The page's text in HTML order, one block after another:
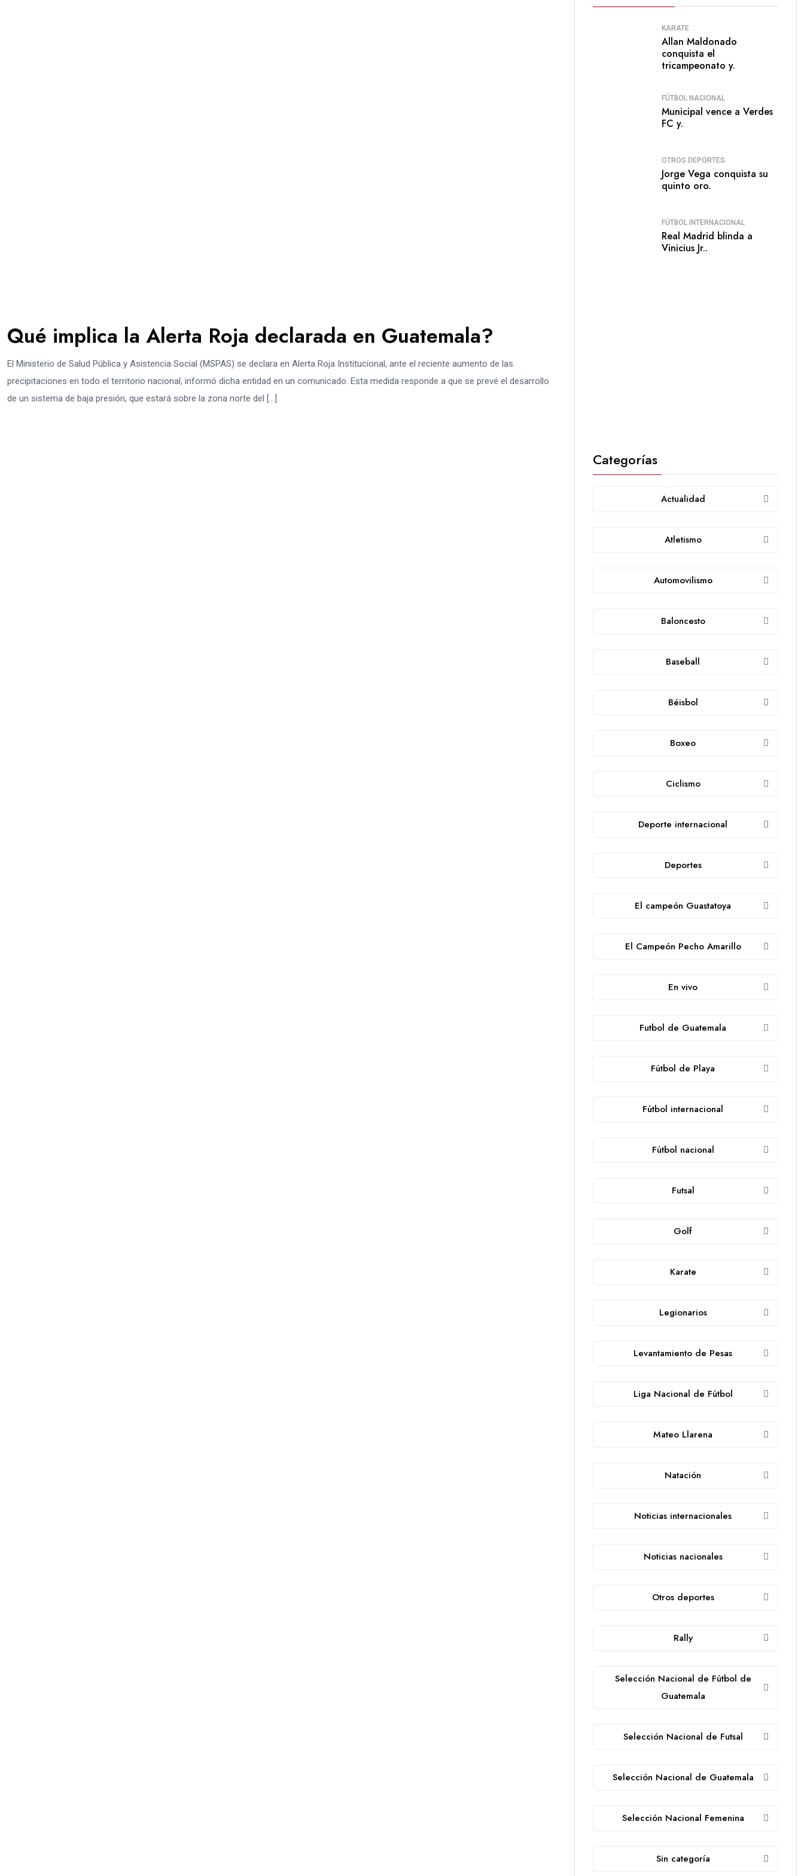
Qué implica la Alerta Roja declarada en Guatemala?
El Ministerio de Salud Pública y Asistencia Social (MSPAS) se declara en Alerta Roja Institucional, ante el reciente aumento de las
precipitaciones en todo el territorio nacional, informó dicha entidad en un comunicado. Esta medida responde a que se prevé el desarrollo
de un sistema de baja presión, que estará sobre la zona norte del […]
KARATE
Allan Maldonado
conquista el
tricampeonato y.
FÚTBOL NACIONAL
Municipal vence a Verdes
FC y.
OTROS DEPORTES
Jorge Vega conquista su
quinto oro.
FÚTBOL INTERNACIONAL
Real Madrid blinda a
Vinicius Jr..
Categorías
Actualidad
Atletismo
Automovilismo
Baloncesto
Baseball
Béisbol
Boxeo
Ciclismo
Deporte internacional
Deportes
El campeón Guastatoya
El Campeón Pecho Amarillo
En vivo
Futbol de Guatemala
Fútbol de Playa
Fútbol internacional
Fútbol nacional
Futsal
Golf
Karate
Legionarios
Levantamiento de Pesas
Liga Nacional de Fútbol
Mateo Llarena
Natación
Noticias internacionales
Noticias nacionales
Otros deportes
Rally
Selección Nacional de Fútbol de
Guatemala
Selección Nacional de Futsal
Selección Nacional de Guatemala
Selección Nacional Femenina
Sin categoría